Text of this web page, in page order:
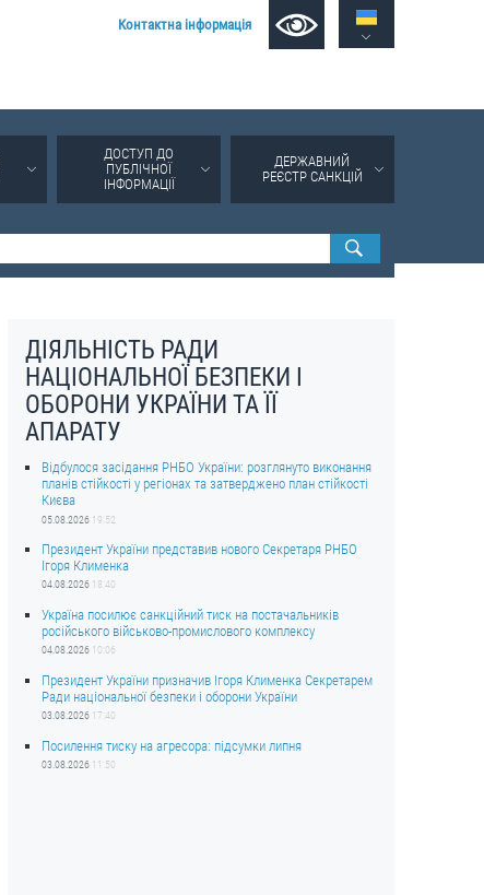
Контактна інформація
ДОСТУП ДО
ПУБЛІЧНОЇ
ІНФОРМАЦІЇ
ДЕРЖАВНИЙ
РЕЄСТР САНКЦІЙ
ДІЯЛЬНІСТЬ РАДИ
НАЦІОНАЛЬНОЇ БЕЗПЕКИ І
ОБОРОНИ УКРАЇНИ ТА ЇЇ
АПАРАТУ
Відбулося засідання РНБО України: розглянуто виконання
планів стійкості у регіонах та затверджено план стійкості
Києва
05.08.2026 19:52
Президент України представив нового Секретаря РНБО
Ігоря Клименка
04.08.2026 18:40
Україна посилює санкційний тиск на постачальників
російського військово-промислового комплексу
04.08.2026 10:06
Президент України призначив Ігоря Клименка Секретарем
Ради національної безпеки і оборони України
03.08.2026 17:40
Посилення тиску на агресора: підсумки липня
03.08.2026 11:50